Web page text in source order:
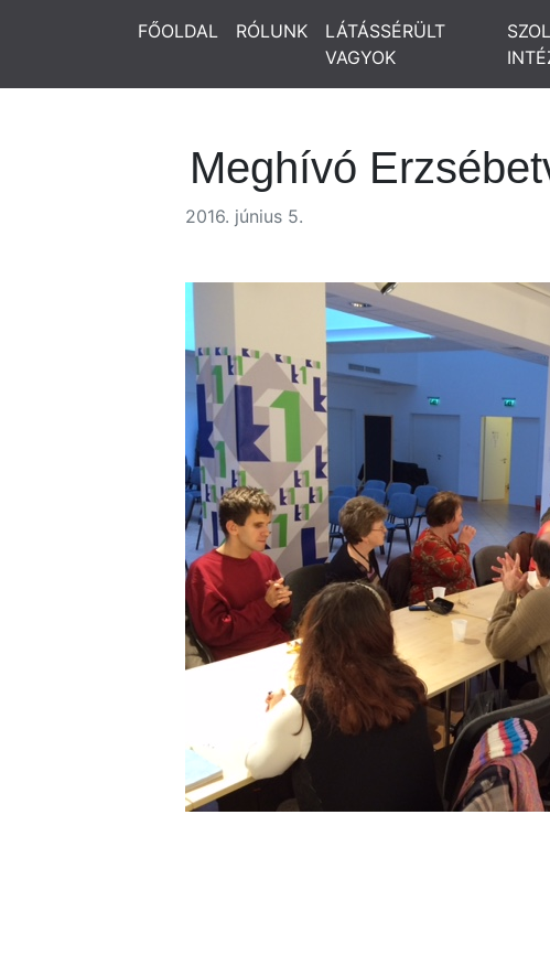
FŐOLDAL RÓLUNK
LÁTÁSSÉRÜLT
VAGYOK
Meghívó
2016. június 5.